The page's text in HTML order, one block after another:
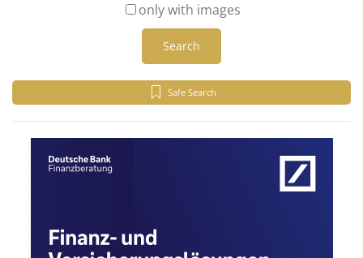
only with images
Search
Safe Search